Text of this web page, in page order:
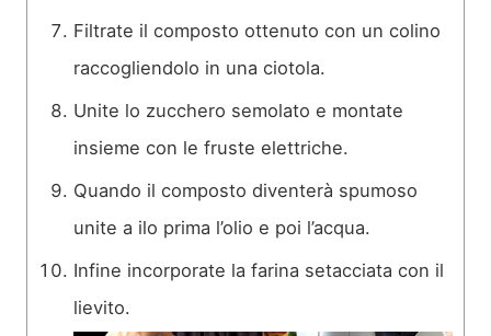
Filtrate il composto ottenuto con un colino
raccogliendolo in una ciotola.
Unite lo zucchero semolato e montate
insieme con le fruste elettriche.
Quando il composto diventerà spumoso
unite a ilo prima l’olio e poi l’acqua.
Infine incorporate la farina setacciata con il
lievito.